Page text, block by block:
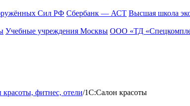
Сил РФ Сбербанк — АСТ Высшая школа
Учебные учреждения Москвы ООО «ТД
красоты, фитнес, отели/1С:Салон красоты